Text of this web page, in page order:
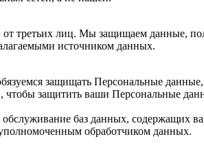
лиц. Мы защищаем данные,
источником данных.
защищать Персональные
защитить ваши Персональные
баз данных, содержащих
обработчиком данных.